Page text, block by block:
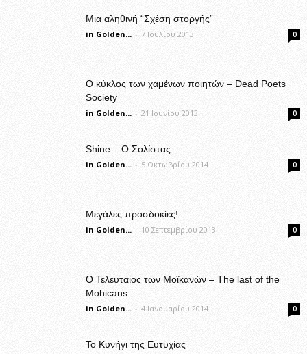
Μια αληθινή “Σχέση στοργής”
in Golden... - 7 Ιουλίου 2013 0
Ο κύκλος των χαμένων ποιητών – Dead Poets
Society
in Golden... - 21 Ιουνίου 2013 0
Shine – Ο Σολίστας
in Golden... - 5 Οκτωβρίου 2014 0
Μεγάλες προσδοκίες!
in Golden... - 10 Σεπτεμβρίου 2013 0
Ο Τελευταίος των Μοϊκανών – The last of the
Mohicans
in Golden... - 4 Ιανουαρίου 2014 0
Το Κυνήγι της Ευτυχίας